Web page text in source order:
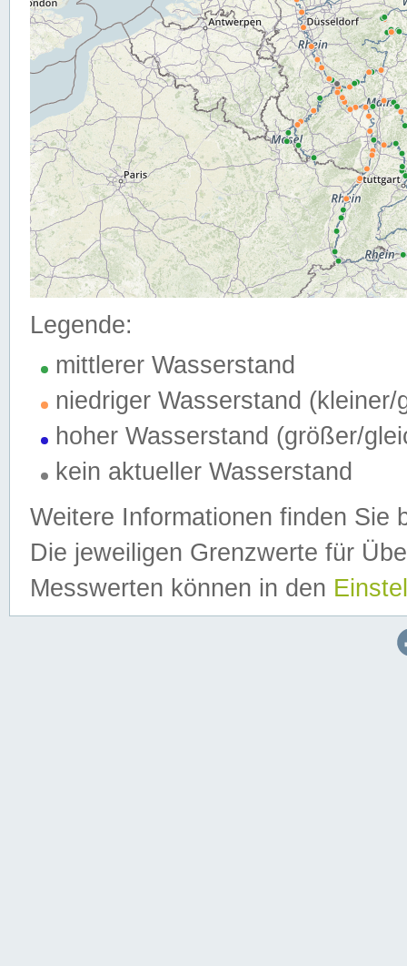
Legende:
mittlerer Wasserstand
niedriger Wasserstand (kleiner/
hoher Wasserstand (größer/
kein aktueller Wasserstand
Weitere Informationen finden Sie
Die jeweiligen Grenzwerte für
Messwerten können in den